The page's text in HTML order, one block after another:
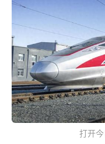
打开